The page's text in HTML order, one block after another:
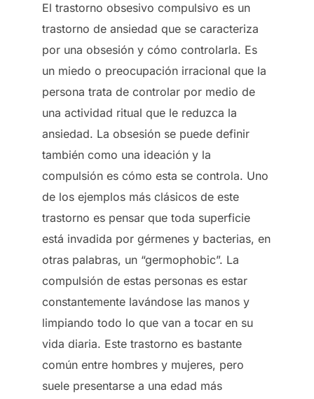
El trastorno obsesivo compulsivo es un
trastorno de ansiedad que se caracteriza
por una obsesión y cómo controlarla. Es
un miedo o preocupación irracional que la
persona trata de controlar por medio de
una actividad ritual que le reduzca la
ansiedad. La obsesión se puede definir
también como una ideación y la
compulsión es cómo esta se controla. Uno
de los ejemplos más clásicos de este
trastorno es pensar que toda superficie
está invadida por gérmenes y bacterias, en
otras palabras, un “germophobic”. La
compulsión de estas personas es estar
constantemente lavándose las manos y
limpiando todo lo que van a tocar en su
vida diaria. Este trastorno es bastante
común entre hombres y mujeres, pero
suele presentarse a una edad más